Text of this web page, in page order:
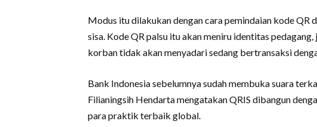
Modus itu dilakukan dengan cara pemindaian kode
sisa. Kode QR palsu itu akan meniru identitas
korban tidak akan menyadari sedang bertransaksi
Bank Indonesia sebelumnya sudah membuka suara
Filianingsih Hendarta mengatakan QRIS dibangun
para praktik terbaik global.